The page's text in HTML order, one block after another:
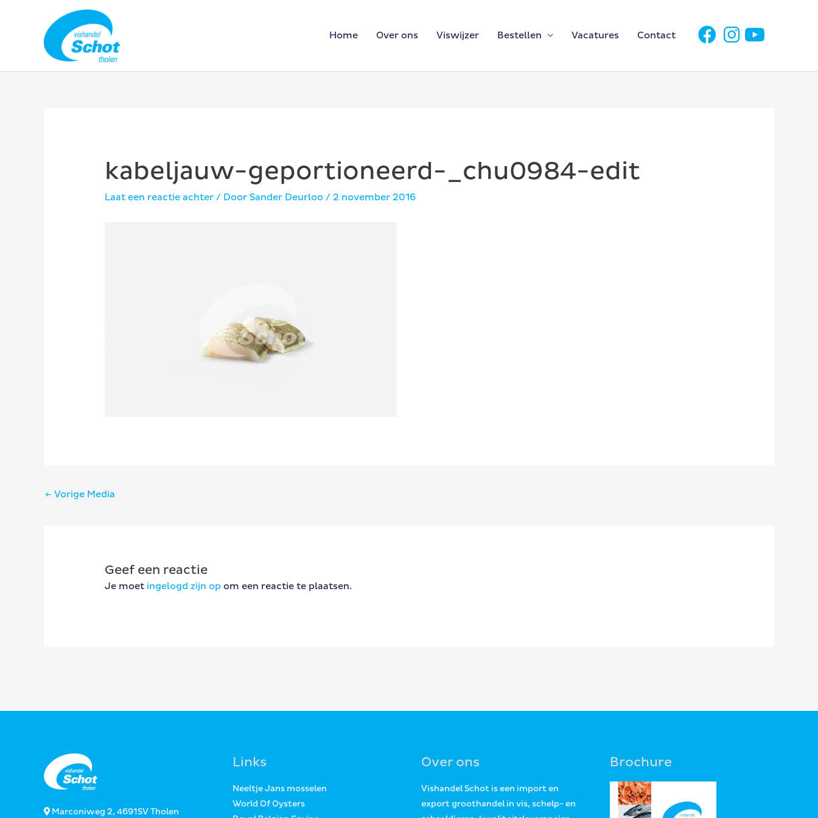
Home Over ons Viswijzer Bestellen Vacatures Contact
kabeljauw-geportioneerd-_chu0984-edit
Laat een reactie achter / Door Sander Deurloo/2 november 2016
Bericht
← Vorige Media
Geef een reactie
Je moet ingelogd zijn op om een reactie te plaatsen.
Marconiweg 2, 4691SV Tholen
Links
Neeltje Jans mosselen
World Of Oysters
Over ons
Vishandel Schot is een import en
export groothandel in vis, schelp- en
Brochure